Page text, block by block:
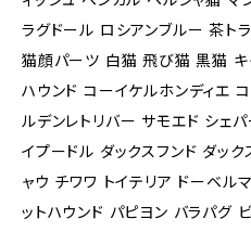
ラグドール ロシアンブルー 茶
猫顔パーツ 白猫 飛び猫 黒猫 キ
ハウンド コーイケルホンディエ
ルデンレトリバー サモエド シェ
イプードル ダックスフンド ダッ
ャウ チワワ トイテリア ドーベル
ットハウンド パピヨン バラパグ